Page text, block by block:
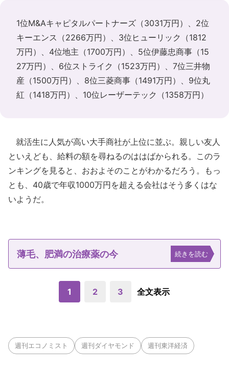
1位M&Aキャピタルパートナーズ（3031万円）、2位
キーエンス（2266万円）、3位ヒューリック（1812
万円）、4位地主（1700万円）、5位伊藤忠商事（15
27万円）、6位ストライク（1523万円）、7位三井物
産（1500万円）、8位三菱商事（1491万円）、9位丸
紅（1418万円）、10位レーザーテック（1358万円）
就活生に人気が高い大手商社が上位に並ぶ。親しい友人
といえども、給料の額を尋ねるのははばかられる。このラ
ンキングを見ると、おおよそのことがわかるだろう。もっ
とも、40歳で年収1000万円を超える会社はそう多くはな
いようだ。
薄毛、肥満の治療薬の今 続きを読む
1 2 3 全文表示
週刊エコノミスト 週刊ダイヤモンド 週刊東洋経済